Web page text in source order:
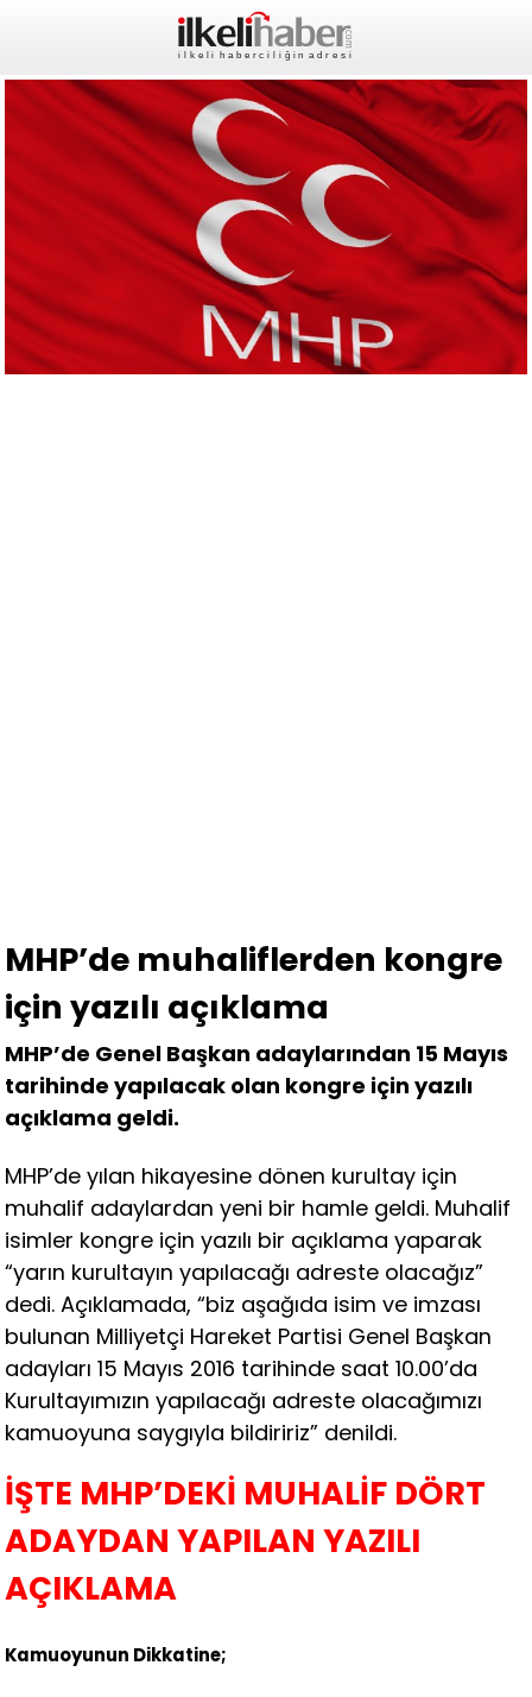
MHP’de muhaliflerden kongre
için yazılı açıklama
MHP’de Genel Başkan adaylarından 15 Mayıs
tarihinde yapılacak olan kongre için yazılı
açıklama geldi.
MHP’de yılan hikayesine dönen kurultay için
muhalif adaylardan yeni bir hamle geldi. Muhalif
isimler kongre için yazılı bir açıklama yaparak
“yarın kurultayın yapılacağı adreste olacağız”
dedi. Açıklamada, “biz aşağıda isim ve imzası
bulunan Milliyetçi Hareket Partisi Genel Başkan
adayları 15 Mayıs 2016 tarihinde saat 10.00’da
Kurultayımızın yapılacağı adreste olacağımızı
kamuoyuna saygıyla bildiririz” denildi.
İŞTE MHP’DEKİ MUHALİF DÖRT
ADAYDAN YAPILAN YAZILI
AÇIKLAMA
Kamuoyunun Dikkatine;